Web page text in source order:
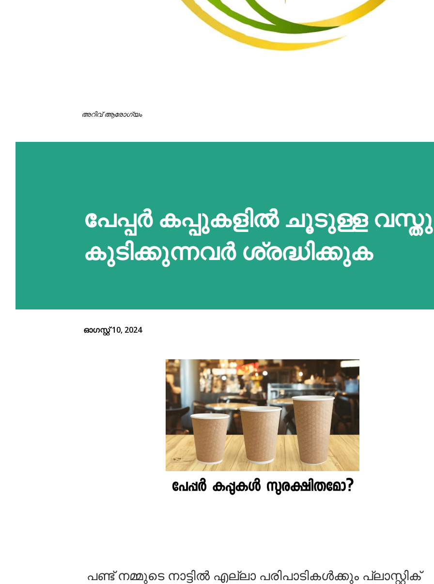
അറിവ് ആരോഗ്യം
പേപ്പർ കപ്പുകളിൽ ചൂടുള്ള
കുടിക്കുന്നവർ ശ്രദ്ധിക്കുക
ഓഗസ്റ്റ് 10, 2024
പണ്ട് നമ്മുടെ നാട്ടിൽ എല്ലാ പരിപാടികൾക്കും പ്ലാസ്റ്റിക്